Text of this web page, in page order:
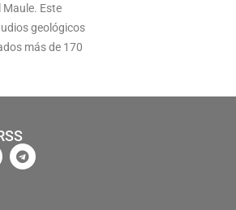
Este
geológicos
más de 170